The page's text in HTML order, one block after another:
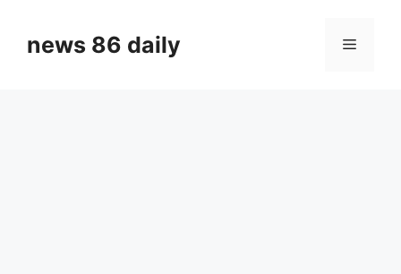
contentnews 86 daily Menu